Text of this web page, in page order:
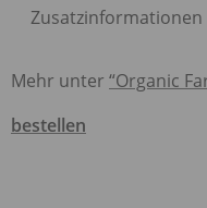
Mehr unter “Organic
bestellen